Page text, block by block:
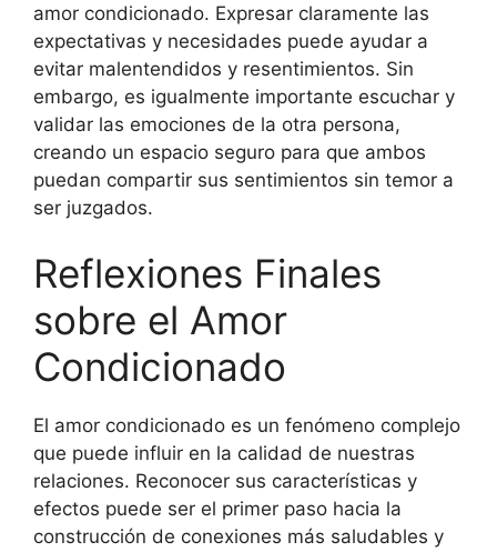
amor condicionado. Expresar claramente las
expectativas y necesidades puede ayudar a
evitar malentendidos y resentimientos. Sin
embargo, es igualmente importante escuchar y
validar las emociones de la otra persona,
creando un espacio seguro para que ambos
puedan compartir sus sentimientos sin temor a
ser juzgados.
Reflexiones Finales
sobre el Amor
Condicionado
El amor condicionado es un fenómeno complejo
que puede influir en la calidad de nuestras
relaciones. Reconocer sus características y
efectos puede ser el primer paso hacia la
construcción de conexiones más saludables y